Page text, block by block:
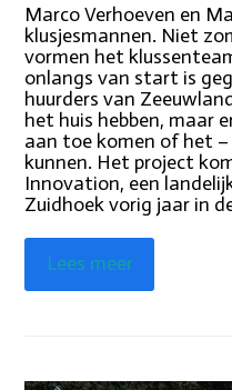
Marco Verhoeven en
klusjesmannen. Niet
vormen het
onlangs van start is
huurders van
het huis hebben, maar
aan toe komen of het
kunnen. Het project
Innovation, een
Zuidhoek vorig jaar in
Lees meer